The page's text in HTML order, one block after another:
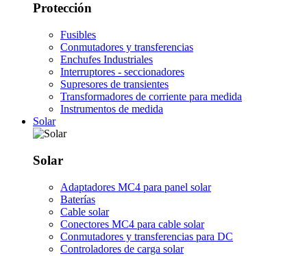
Protección
Fusibles
Conmutadores y transferencias
Enchufes Industriales
Interruptores - seccionadores
Supresores de transientes
Transformadores de corriente para medida
Instrumentos de medida
Solar
Solar
Adaptadores MC4 para panel solar
Baterías
Cable solar
Conectores MC4 para cable solar
Conmutadores y transferencias para DC
Controladores de carga solar